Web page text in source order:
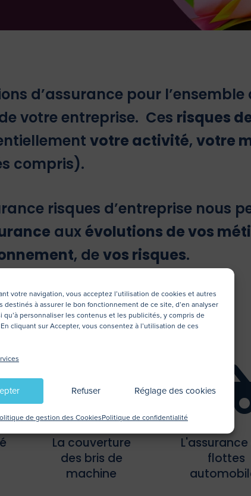
votre navigation, vous acceptez l’utilisation de cookies et autres
destinés à assurer le bon fonctionnement de ce site, d’en analyser
qu’à personnaliser les contenus et les publicités, y compris de
cliquant sur Accepter, vous consentez à l’utilisation de ces
Refuser Réglage des cookies
de gestion des CookiesPolitique de confidentialité
d’assurance pour
votre entreprise. Ces risques
votre activité,votre
compris).
risques d’entreprise nous
auxévolutions de vos
, devos risques.
:

La couverture
des bris de
machine
flottes